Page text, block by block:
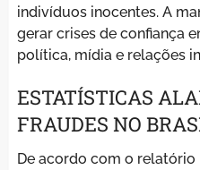
indivíduos inocentes. A
gerar crises de confiança
política, mídia e relações
ESTATÍSTICAS
FRAUDES NO
De acordo com o relatório